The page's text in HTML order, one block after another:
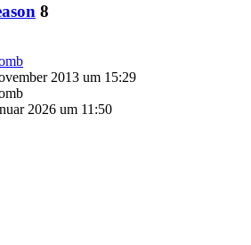
8
2013 um 15:29
2026 um 11:50